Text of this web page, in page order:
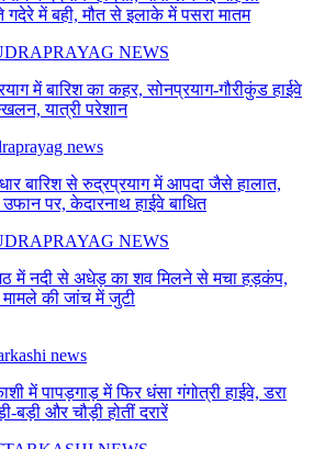
में बही, मौत से इलाके में पसरा मातम
में बारिश का कहर, सोनप्रयाग-गौरीकुंड हाईवे
यात्री परेशान
बारिश से रुद्रप्रयाग में आपदा जैसे हालात,
उफान पर, केदारनाथ हाईवे बाधित
में नदी से अधेड़ का शव मिलने से मचा हड़कंप,
की जांच में जुटी
में पापड़गाड़ में फिर धंसा गंगोत्री हाईवे, डरा
बड़ी और चौड़ी होतीं दरारें